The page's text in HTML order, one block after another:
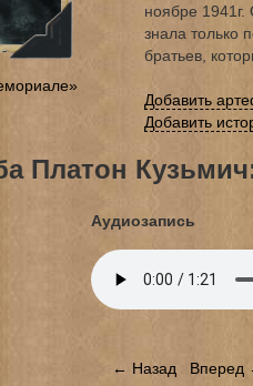
ноябре
знала только
братьев,
Добавить
Добавить
Платон
Аудиозапись
← Назад Вперед